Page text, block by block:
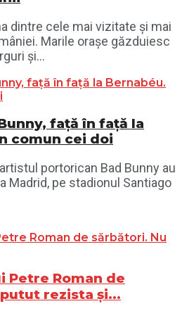
dintre cele mai vizitate și mai
Marile orașe găzduiesc
și...
față în față la
comun cei doi
portorican Bad Bunny au
Madrid, pe stadionul Santiago
Petre Roman de
rezista și...